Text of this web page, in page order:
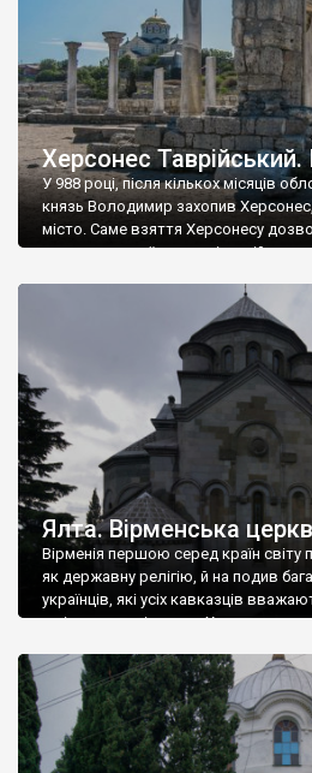
Херсонес
У 988 році, після кількох місяців
князь Володимир захопив Херсонес,
місто. Саме взяття Херсонесу
диктувати свої умови
Херсонесі Володимир-язичник,
А потім було Хрещення Русі. На
Ялта. Вірменська
Вірменія першою серед країн світу
як державну релігію, й на подив
українців, які усіх кавказців
є відданими вірянами Христа